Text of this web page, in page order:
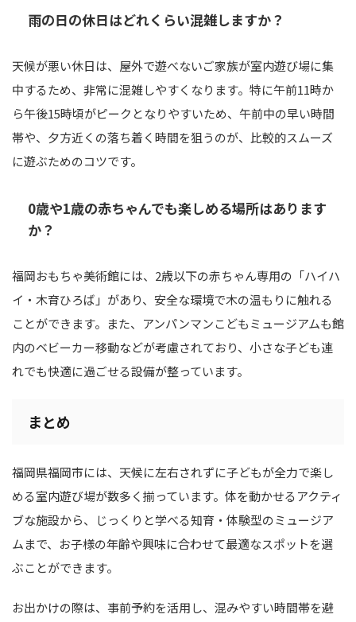
雨の日の休日はどれくらい混雑しますか？
天候が悪い休日は、屋外で遊べないご家族が室内遊び場に集
中するため、非常に混雑しやすくなります。特に午前11時か
ら午後15時頃がピークとなりやすいため、午前中の早い時間
帯や、夕方近くの落ち着く時間を狙うのが、比較的スムーズ
に遊ぶためのコツです。
0歳や1歳の赤ちゃんでも楽しめる場所はあります
か？
福岡おもちゃ美術館には、2歳以下の赤ちゃん専用の「ハイハ
イ・木育ひろば」があり、安全な環境で木の温もりに触れる
ことができます。また、アンパンマンこどもミュージアムも館
内のベビーカー移動などが考慮されており、小さな子ども連
れでも快適に過ごせる設備が整っています。
まとめ
福岡県福岡市には、天候に左右されずに子どもが全力で楽し
める室内遊び場が数多く揃っています。体を動かせるアクティ
ブな施設から、じっくりと学べる知育・体験型のミュージア
ムまで、お子様の年齢や興味に合わせて最適なスポットを選
ぶことができます。
お出かけの際は、事前予約を活用し、混みやすい時間帯を避